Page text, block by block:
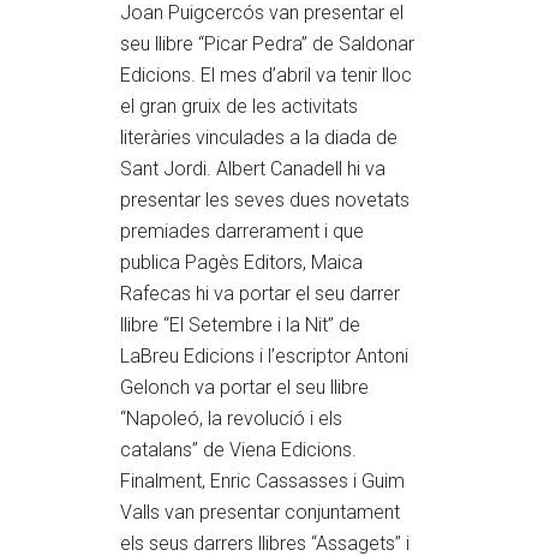
Joan Puigcercós van presentar el
seu llibre “Picar Pedra” de Saldonar
Edicions. El mes d’abril va tenir lloc
el gran gruix de les activitats
literàries vinculades a la diada de
Sant Jordi. Albert Canadell hi va
presentar les seves dues novetats
premiades darrerament i que
publica Pagès Editors, Maica
Rafecas hi va portar el seu darrer
llibre “El Setembre i la Nit” de
LaBreu Edicions i l’escriptor Antoni
Gelonch va portar el seu llibre
“Napoleó, la revolució i els
catalans” de Viena Edicions.
Finalment, Enric Cassasses i Guim
Valls van presentar conjuntament
els seus darrers llibres “Assagets” i